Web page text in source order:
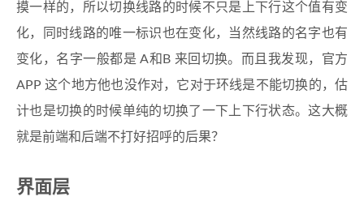
摸一样的，所以切换线路的时候不只是上下行这个值有变
化，同时线路的唯一标识也在变化，当然线路的名字也有
变化，名字一般都是 A和B 来回切换。而且我发现，官方
APP 这个地方他也没作对，它对于环线是不能切换的，估
计也是切换的时候单纯的切换了一下上下行状态。这大概
就是前端和后端不打好招呼的后果？
界面层